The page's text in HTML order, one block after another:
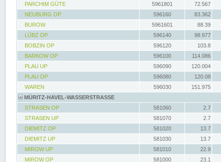
PARCHIM GÜTE
5961801
72.567
NEUBURG OP
596160
83.362
BUROW
5961601
88.39
LÜBZ OP
596140
98.977
BOBZIN OP
596120
103.8
BARKOW OP
596100
114.086
PLAU UP
596090
120.004
PLAU OP
596080
120.08
WAREN
596030
151.975
MÜRITZ-HAVEL-WASSERSTRASSE
STRASEN OP
581060
2.7
STRASEN UP
581070
2.7
DIEMITZ OP
581020
13.7
DIEMITZ UP
581030
13.7
MIROW UP
581010
22.9
MIROW OP
581000
23.1